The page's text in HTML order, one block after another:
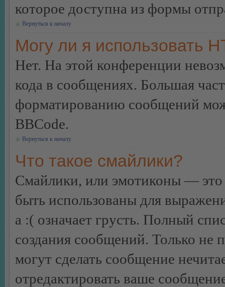
которое доступна из формы
Вернуться к началу
Могу ли я использовать
Нет. На этой конференции
кода в сообщениях. Большая
форматированию сообщений
BBCode.
Вернуться к началу
Что такое смайлики?
Смайлики, или эмотиконы — это
быть использованы для
а :( означает грусть. Полный
создания сообщений. Только не
могут сделать сообщение
отредактировать ваше